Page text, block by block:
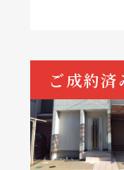
ご成約済